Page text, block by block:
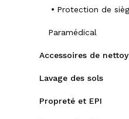
Protection de
Paramédical
Accessoires de
Lavage des sols
Propreté et EPI